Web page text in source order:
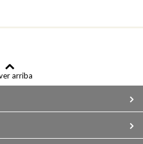
arriba